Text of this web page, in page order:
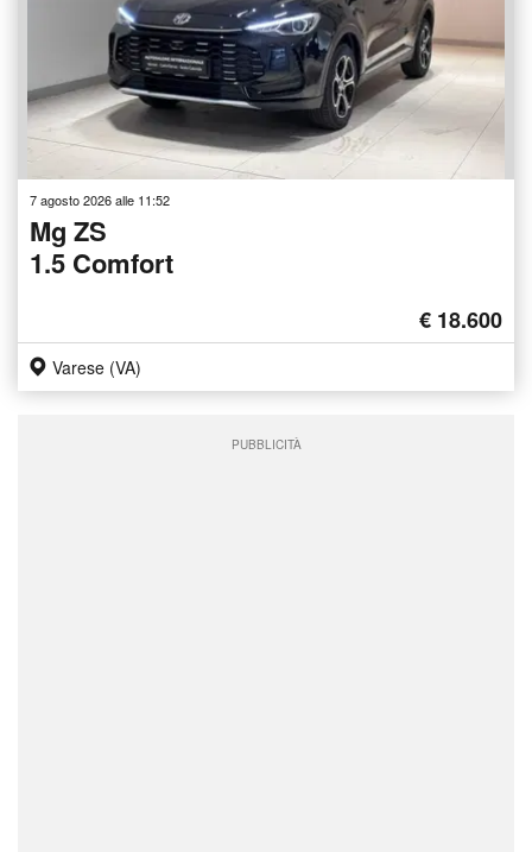
7 agosto 2026 alle 11:52
Mg ZS
1.5 Comfort
€ 18.600
Varese (VA)
PUBBLICITÀ